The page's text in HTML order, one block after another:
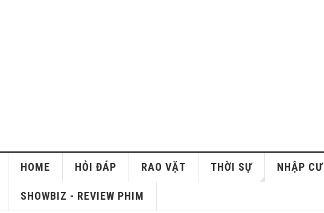
HOME HỎI ĐÁP RAO VẶT THỜI SỰ NHẬP CƯ
SHOWBIZ - REVIEW PHIM